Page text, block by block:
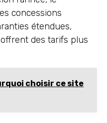
concessions
étendues,
des tarifs plus
choisir ce site